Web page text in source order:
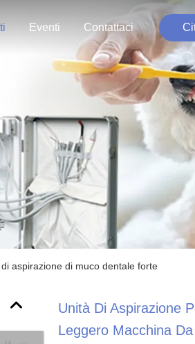
Eventi Contattaci
aspirazione di muco dentale forte
Unità Di Aspirazione
Leggero Macchina